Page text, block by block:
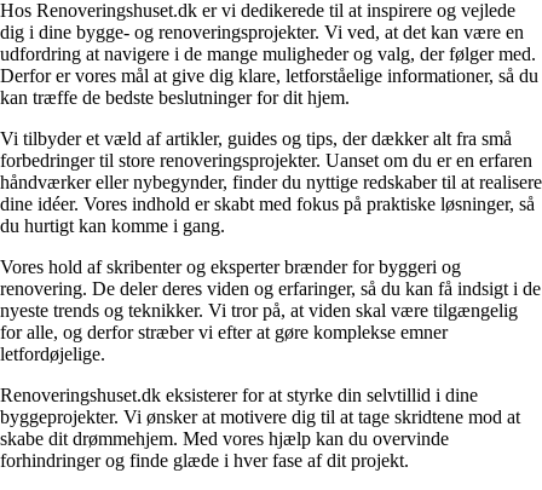
Hos Renoveringshuset.dk er vi dedikerede til at inspirere og vejlede
dig i dine bygge- og renoveringsprojekter. Vi ved, at det kan være en
udfordring at navigere i de mange muligheder og valg, der følger med.
Derfor er vores mål at give dig klare, letforståelige informationer, så du
kan træffe de bedste beslutninger for dit hjem.
Vi tilbyder et væld af artikler, guides og tips, der dækker alt fra små
forbedringer til store renoveringsprojekter. Uanset om du er en erfaren
håndværker eller nybegynder, finder du nyttige redskaber til at realisere
dine idéer. Vores indhold er skabt med fokus på praktiske løsninger, så
du hurtigt kan komme i gang.
Vores hold af skribenter og eksperter brænder for byggeri og
renovering. De deler deres viden og erfaringer, så du kan få indsigt i de
nyeste trends og teknikker. Vi tror på, at viden skal være tilgængelig
for alle, og derfor stræber vi efter at gøre komplekse emner
letfordøjelige.
Renoveringshuset.dk eksisterer for at styrke din selvtillid i dine
byggeprojekter. Vi ønsker at motivere dig til at tage skridtene mod at
skabe dit drømmehjem. Med vores hjælp kan du overvinde
forhindringer og finde glæde i hver fase af dit projekt.